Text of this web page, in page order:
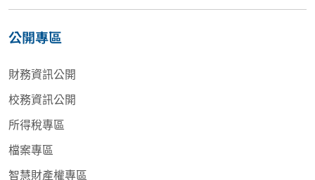
公開專區
財務資訊公開
校務資訊公開
所得稅專區
檔案專區
智慧財產權專區